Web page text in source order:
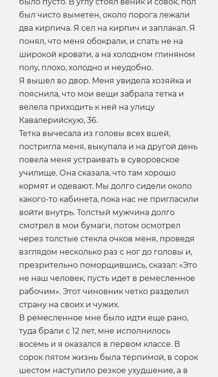
был чисто выметен, около порога лежали
два кирпича. Я сел на кирпич и заплакал. Я
понял, что меня обокрали, и спать не на
широкой кровати, а на холодном глиняном
полу, плохо, холодно и неудобно.
Я вышел во двор. Меня увидела хозяйка и
пояснила, что мои вещи забрала тетка и
велела приходить к ней на улицу
Кавалерийскую, 36.
Тетка вычесала из головы всех вшей,
постригла меня, выкупала и на другой день
повела меня устраивать в суворовское
училище. Она сказала, что там хорошо
кормят и одевают. Мы долго сидели около
какого-то кабинета, пока нас не пригласили
войти внутрь. Толстый мужчина долго
смотрел в мои бумаги, потом осмотрел
через толстые стекла очков меня, проведя
взглядом несколько раз с ног до головы и,
презрительно поморщившись, сказал: «Это
не наш человек, пусть идет в ремесленное
рабочим». Этот чиновник четко разделил
страну на своих и чужих.
В ремесленное мне было идти еще рано,
туда брали с 12 лет, мне исполнилось
восемь и я оказался в первом классе. В
сорок пятом жизнь была терпимой, в сорок
шестом наступило резкое ухудшение, а в